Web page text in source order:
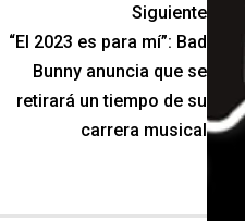
Siguiente
“El 2023 es para mí”: Bad
Bunny anuncia que se
retirará un tiempo de su
carrera musical